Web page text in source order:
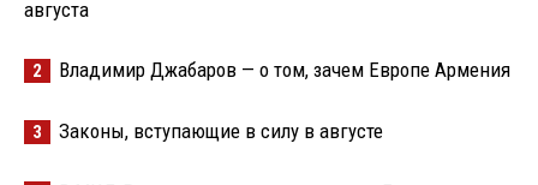
августа
2 Владимир Джабаров — о том, зачем Европе Армения
3 Законы, вступающие в силу в августе